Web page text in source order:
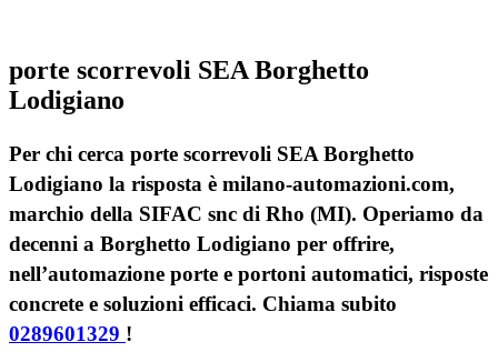
porte scorrevoli SEA Borghetto
Lodigiano
Per chi cerca porte scorrevoli SEA Borghetto
Lodigiano la risposta è milano-automazioni.com,
marchio della SIFAC snc di Rho (MI). Operiamo da
decenni a Borghetto Lodigiano per offrire,
nell’automazione porte e portoni automatici, risposte
concrete e soluzioni efficaci. Chiama subito
0289601329 !